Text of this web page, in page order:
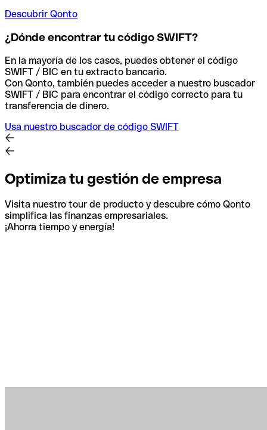
Descubrir Qonto
¿Dónde encontrar tu código SWIFT?
En la mayoría de los casos, puedes obtener el código
SWIFT / BIC en tu extracto bancario.
Con Qonto, también puedes acceder a nuestro buscador
SWIFT / BIC para encontrar el código correcto para tu
transferencia de dinero.
Usa nuestro buscador de código SWIFT
Optimiza tu gestión de empresa
Visita nuestro tour de producto y descubre cómo Qonto
simplifica las finanzas empresariales.
¡Ahorra tiempo y energía!